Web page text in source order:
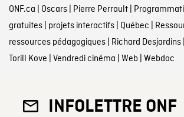
ONF.ca | Oscars| Pierre Perrault|
gratuites| projets interactifs| Québec |
ressources pédagogiques| Richard Desjardins|
Torill Kove | Vendredi cinéma | Web | Webdoc
INFOLETTRE ONF